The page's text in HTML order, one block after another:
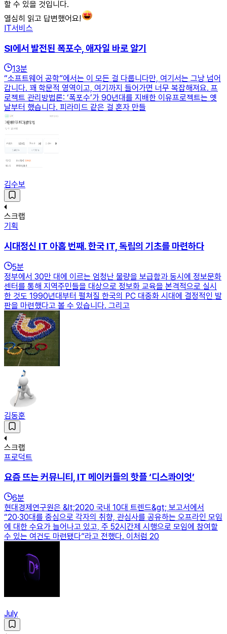
할 수 있을 것입니다.
열심히 읽고 답변했어요!
IT서비스
SI에서 발전된 폭포수, 애자일 바로 알기
13분
“소프트웨어 공학”에서는 이 모든 걸 다룹니다만, 여기서는 그냥 넘어
갑니다. 꽤 학문적 영역이고, 여기까지 들어가면 너무 복잡해져요. 프
로젝트 관리방법론: ‘폭포수’가 90년대를 지배한 이유프로젝트는 옛
날부터 했습니다. 피라미드 같은 걸 혼자 만들
김수보
스크랩
기획
시대정신 IT 아홉 번째. 한국 IT, 독립의 기초를 마련하다
5분
정부에서 30만 대에 이르는 엄청난 물량을 보급함과 동시에 정보문화
센터를 통해 지역주민들을 대상으로 정보화 교육을 본격적으로 실시
한 것도 1990년대부터 펼쳐질 한국의 PC 대중화 시대에 결정적인 발
판을 마련했다고 볼 수 있습니다. 그리고
김동훈
스크랩
프로덕트
요즘 뜨는 커뮤니티, IT 메이커들의 핫플 ‘디스콰이엇’
6분
현대경제연구원은 &lt;2020 국내 10대 트렌드&gt; 보고서에서
“20·30대를 중심으로 각자의 취향, 관심사를 공유하는 오프라인 모임
에 대한 수요가 늘어나고 있고, 주 52시간제 시행으로 모임에 참여할
수 있는 여건도 마련됐다”라고 전했다. 이처럼 20
July